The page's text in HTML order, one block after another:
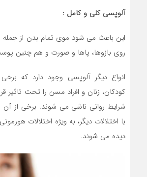
آلوپسی کلی و کامل :
این باعث می شود موی تمام بدن از جمله
روی بازوها، پاها و صورت و هم چنین
انواع دیگر آلوپسی وجود دارد که
کودکان، زنان و افراد مسن را تحت تاثیر
شرایط روانی ناشی می شوند. برخی از
با اختلالات دیگر، به ویژه اختلالات
دیده می شوند.